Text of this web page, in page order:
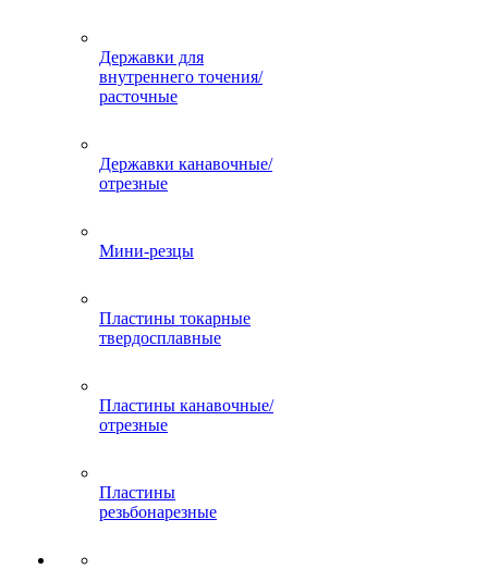
Державки для
внутреннего точения/
расточные
Державки канавочные/
отрезные
Мини-резцы
Пластины токарные
твердосплавные
Пластины канавочные/
отрезные
Пластины
резьбонарезные